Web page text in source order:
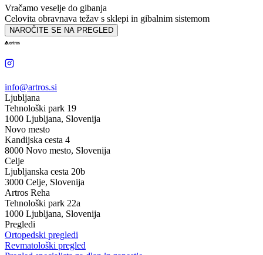
Vračamo veselje do gibanja
Celovita obravnava težav s sklepi in gibalnim sistemom
NAROČITE SE NA PREGLED
info@artros.si
Ljubljana
Tehnološki park 19
1000 Ljubljana, Slovenija
Novo mesto
Kandijska cesta 4
8000 Novo mesto, Slovenija
Celje
Ljubljanska cesta 20b
3000 Celje, Slovenija
Artros Reha
Tehnološki park 22a
1000 Ljubljana, Slovenija
Pregledi
Ortopedski pregledi
Revmatološki pregled